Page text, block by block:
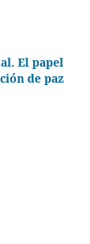
El papel
de paz